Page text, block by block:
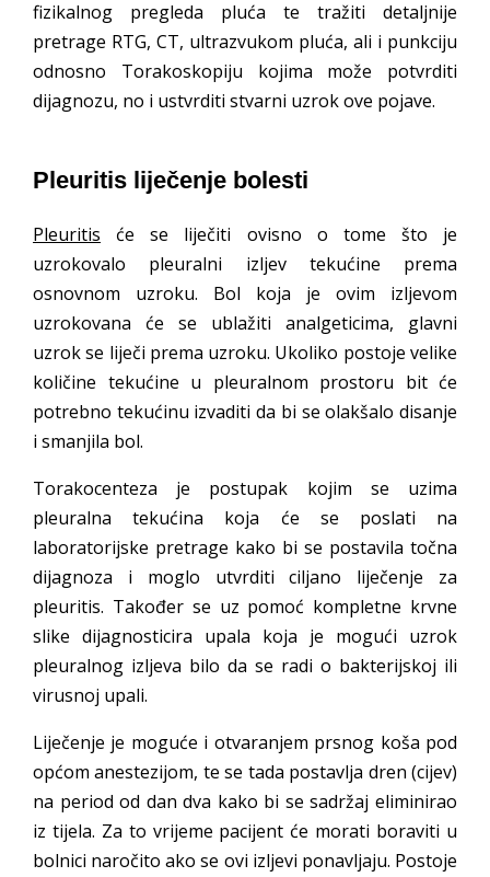
fizikalnog pregleda pluća te tražiti detaljnije
pretrage RTG, CT, ultrazvukom pluća, ali i punkciju
odnosno Torakoskopiju kojima može potvrditi
dijagnozu, no i ustvrditi stvarni uzrok ove pojave.
Pleuritis liječenje bolesti
Pleuritis će se liječiti ovisno o tome što je
uzrokovalo pleuralni izljev tekućine prema
osnovnom uzroku. Bol koja je ovim izljevom
uzrokovana će se ublažiti analgeticima, glavni
uzrok se liječi prema uzroku. Ukoliko postoje velike
količine tekućine u pleuralnom prostoru bit će
potrebno tekućinu izvaditi da bi se olakšalo disanje
i smanjila bol.
Torakocenteza je postupak kojim se uzima
pleuralna tekućina koja će se poslati na
laboratorijske pretrage kako bi se postavila točna
dijagnoza i moglo utvrditi ciljano liječenje za
pleuritis. Također se uz pomoć kompletne krvne
slike dijagnosticira upala koja je mogući uzrok
pleuralnog izljeva bilo da se radi o bakterijskoj ili
virusnoj upali.
Liječenje je moguće i otvaranjem prsnog koša pod
općom anestezijom, te se tada postavlja dren (cijev)
na period od dan dva kako bi se sadržaj eliminirao
iz tijela. Za to vrijeme pacijent će morati boraviti u
bolnici naročito ako se ovi izljevi ponavljaju. Postoje